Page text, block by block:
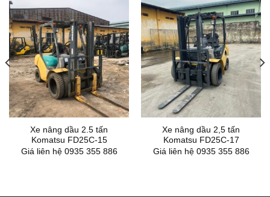
Xe nâng dầu 2.5 tấn
Komatsu FD25C-15
Giá liên hệ 0935 355 886
Xe nâng dầu 2,5 tấn
Komatsu FD25C-17
Giá liên hệ 0935 355 886